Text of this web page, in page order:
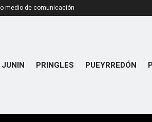
medio de comunicación
JUNIN PRINGLES PUEYRREDÓN